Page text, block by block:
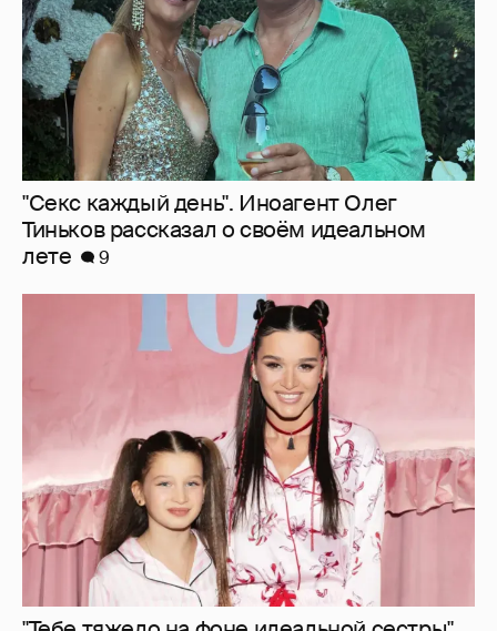
"Тебе тяжело на фоне идеальной сестры".
Ксению Бородину раскритиковали за
обращение к младшей дочери